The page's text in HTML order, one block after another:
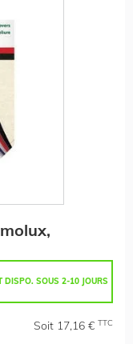
DISPO. SOUS 2-10 JOURS
Soit 17,16 € TTC